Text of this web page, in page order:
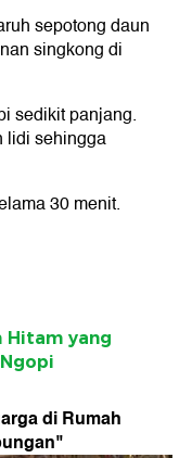
sepotong daun
singkong di
sedikit panjang.
lidi sehingga
30 menit.
Hitam yang
di Rumah
"